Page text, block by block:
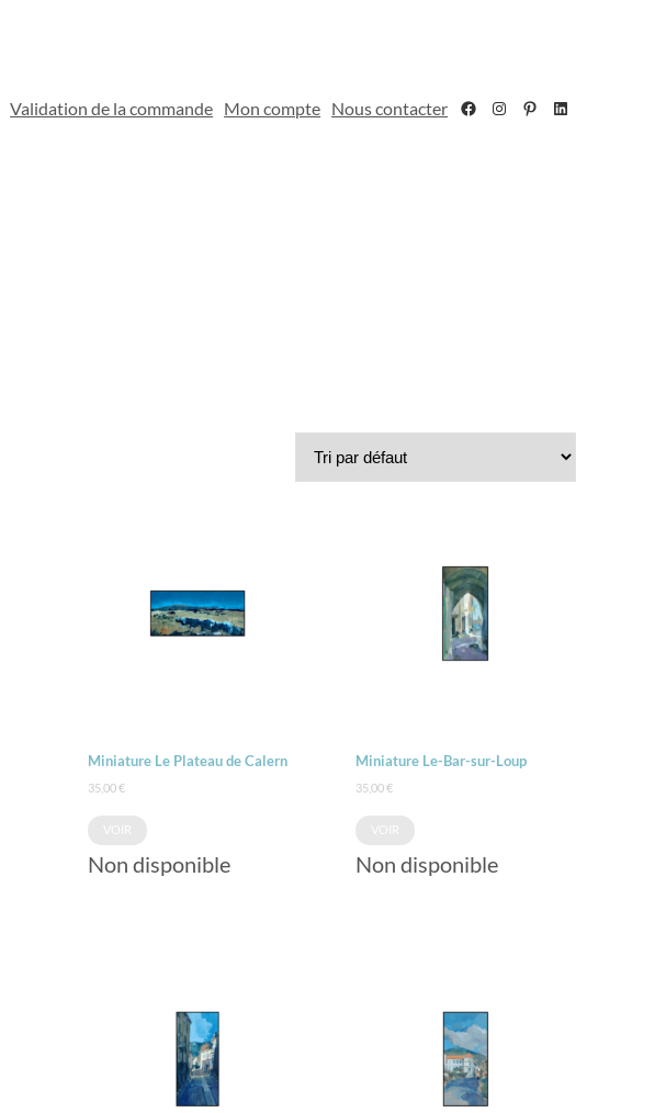
Validation de la commande Mon compte Nous contacter Facebook
Instagram
Pinterest
LinkedIn
Miniature Le Plateau de Calern
35,00€
Non disponible
Miniature Le-Bar-sur-Loup
35,00€
Non disponible